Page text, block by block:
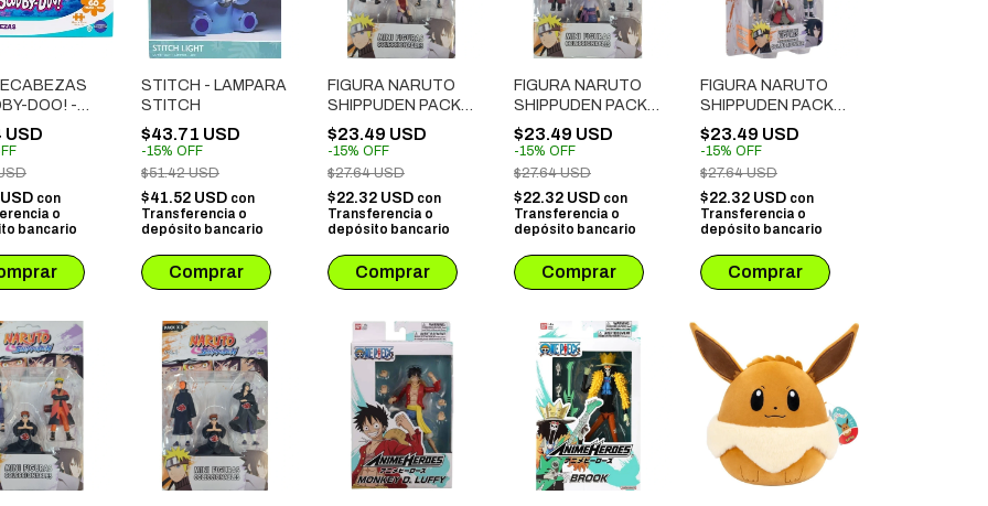
DOO! -
3 (60
USD
con
o
bancario
STITCH - LAMPARA
STITCH
$43.71 USD
-15% OFF
$51.42 USD
$41.52 USD con
Transferencia o
depósito bancario
FIGURA NARUTO
SHIPPUDEN PACK X
3: NARUTO +
SAKURA + SASUKE
$23.49 USD
-15% OFF
$27.64 USD
$22.32 USD con
Transferencia o
depósito bancario
FIGURA NARUTO
SHIPPUDEN PACK X
3: GAARA +
SASUKE + KAKASHI
$23.49 USD
-15% OFF
$27.64 USD
$22.32 USD con
Transferencia o
depósito bancario
FIGURA NARUTO
SHIPPUDEN PACK X
3: TSUNADE +
JIRAIYA +
OROCHIMARU
$23.49 USD
-15% OFF
$27.64 USD
$22.32 USD con
Transferencia o
depósito bancario